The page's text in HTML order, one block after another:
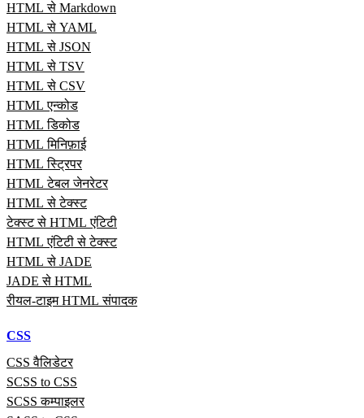
HTML से Markdown
HTML से YAML
HTML से JSON
HTML से TSV
HTML से CSV
HTML एन्कोड
HTML डिकोड
HTML मिनिफ़ाई
HTML स्ट्रिपर
HTML टेबल जेनरेटर
HTML से टेक्स्ट
टेक्स्ट से HTML एंटिटी
HTML एंटिटी से टेक्स्ट
HTML से JADE
JADE से HTML
रीयल‑टाइम HTML संपादक
CSS
CSS वैलिडेटर
SCSS to CSS
SCSS कम्पाइलर